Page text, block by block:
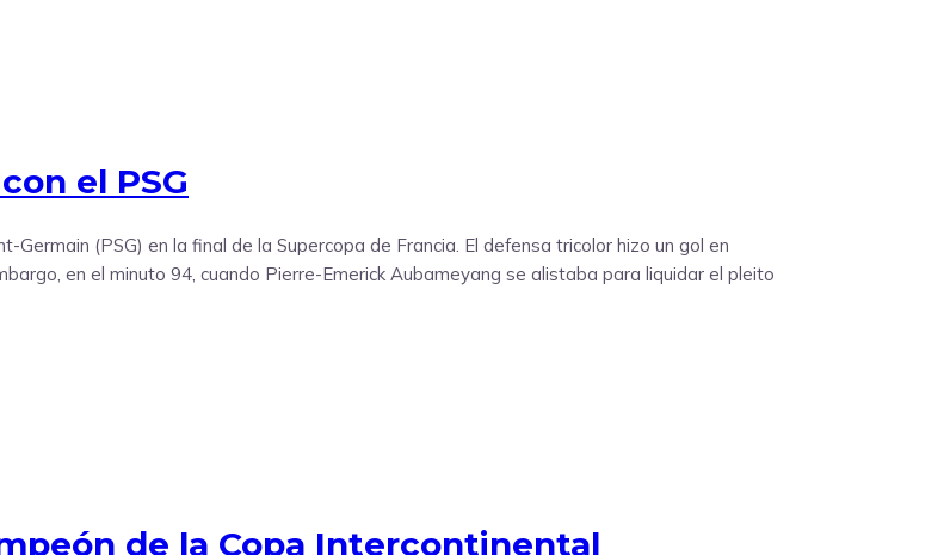
el PSG
(PSG) en la final de la Supercopa de Francia. El defensa tricolor hizo un gol en
en el minuto 94, cuando Pierre-Emerick Aubameyang se alistaba para liquidar el pleito
de la Copa Intercontinental